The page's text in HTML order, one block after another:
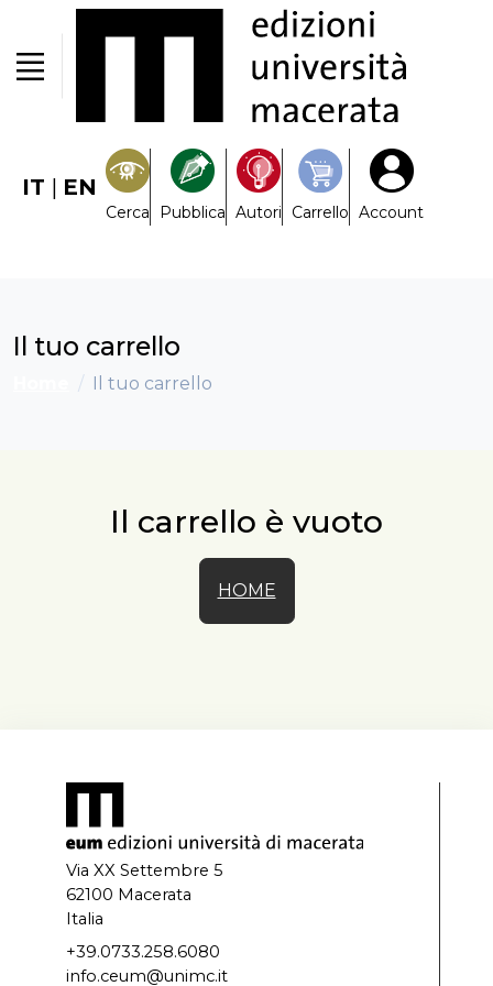
IT | EN
Cerca Pubblica Autori Carrello Account
Il tuo carrello
Il tuo carrello
Il carrello è vuoto
HOME
Via XX Settembre 5
62100 Macerata
Italia
+39.0733.258.6080
info.ceum@unimc.it